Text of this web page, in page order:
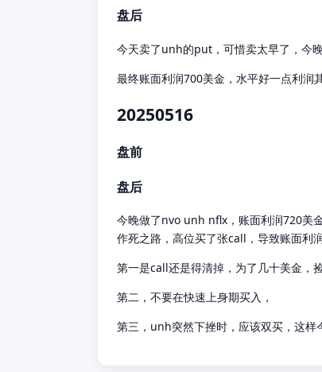
盘后
今天卖了unh的put，可惜卖太早了，今
最终账面利润700美金，水平好一点利润
20250516
盘前
盘后
今晚做了nvo unh nflx，账面利润720美
作死之路，高位买了张call，导致账面利
第一是call还是得清掉，为了几十美金，
第二，不要在快速上身期买入，
第三，unh突然下挫时，应该双买，这